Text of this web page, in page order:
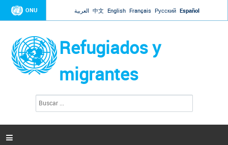
Jump to navigation
ONU العربية 中文 English Français Русский Español
Refugiados y
migrantes
s
